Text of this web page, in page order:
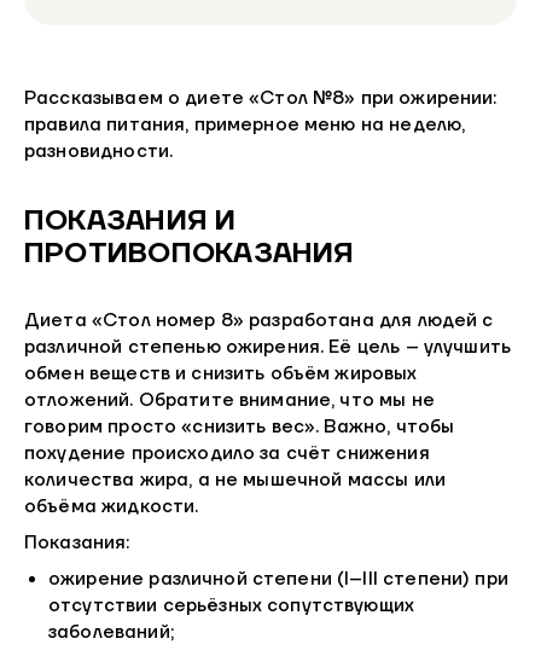
Рассказываем о диете «Стол №8» при ожирении:
правила питания, примерное меню на неделю,
разновидности.
ПОКАЗАНИЯ И
ПРОТИВОПОКАЗАНИЯ
Диета «Стол номер 8» разработана для людей с
различной степенью ожирения. Её цель – улучшить
обмен веществ и снизить объём жировых
отложений. Обратите внимание, что мы не
говорим просто «снизить вес». Важно, чтобы
похудение происходило за счёт снижения
количества жира, а не мышечной массы или
объёма жидкости.
Показания:
ожирение различной степени (I–III степени) при
отсутствии серьёзных сопутствующих
заболеваний;